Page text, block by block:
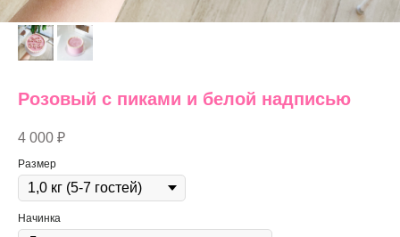
Розовый с пиками и белой надписью
4 000 ₽
Размер
Начинка